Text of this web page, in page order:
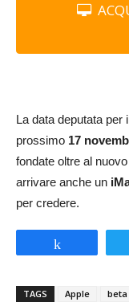
La data deputata per
prossimo 17
fondate oltre al nuovo
arrivare anche un
per credere.
TAGS Apple beta